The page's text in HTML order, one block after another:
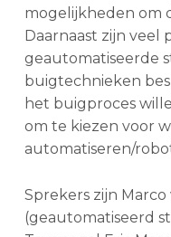
mogelijkheden om
Daarnaast zijn
geautomatiseerde
buigtechnieken
het buigproces
om te kiezen voor
automatiseren/
Sprekers zijn
(geautomatiseerd